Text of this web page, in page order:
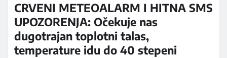
CRVENI METEOALARM I HITNA SMS
UPOZORENJA: Očekuje nas
dugotrajan toplotni talas,
temperature idu do 40 stepeni